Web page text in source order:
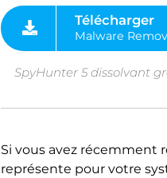
Malware Removal
SpyHunter 5 dissolvant
Si vous avez récemment
représente pour votre